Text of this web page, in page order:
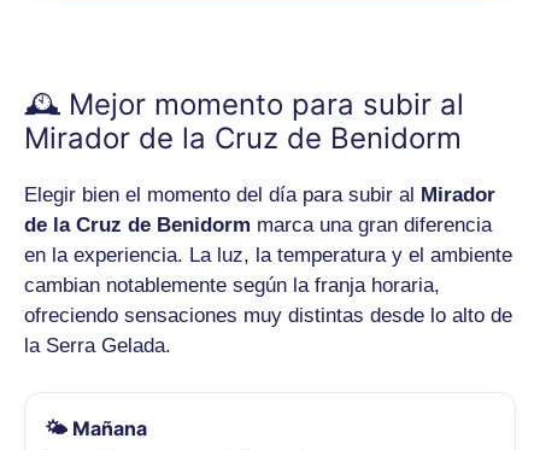
🕰️ Mejor momento para subir al
Mirador de la Cruz de Benidorm
Elegir bien el momento del día para subir al Mirador
de la Cruz de Benidorm marca una gran diferencia
en la experiencia. La luz, la temperatura y el ambiente
cambian notablemente según la franja horaria,
ofreciendo sensaciones muy distintas desde lo alto de
la Serra Gelada.
🌤️ Mañana